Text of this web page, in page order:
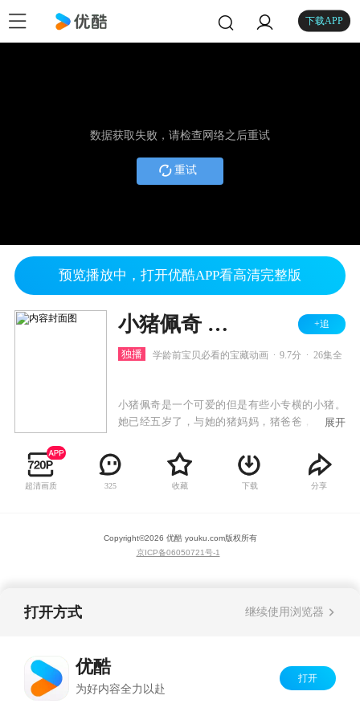
下载APP
数据获取失败，请检查网络之后重试
重试
预览播放中，打开优酷APP看高清完整版
小猪佩奇 第五季 +追
独播 学龄前宝贝必看的宝藏动画 9.7分 26集全
小猪佩奇是一个可爱的但是有些小专横的小猪。
她已经五岁了，与她的猪妈妈，猪爸爸，和弟弟
比如小孩子们参加学前游戏小组、探访祖父母和
表亲、在游乐场游玩、踏单车等等。
展开
超清画质 325 收藏 下载 分享
Copyright©2026 优酷 youku.com版权所有
京ICP备06050721号-1
打开方式 继续使用浏览器
优酷
为好内容全力以赴
打开